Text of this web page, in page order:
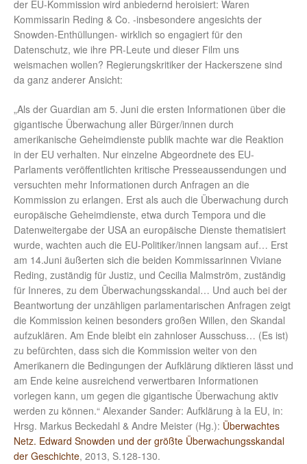
der EU-Kommission wird anbiedernd heroisiert: Waren
Kommissarin Reding & Co. -insbesondere angesichts der
Snowden-Enthüllungen- wirklich so engagiert für den
Datenschutz, wie ihre PR-Leute und dieser Film uns
weismachen wollen? Regierungskritiker der Hackerszene sind
da ganz anderer Ansicht:
„Als der Guardian am 5. Juni die ersten Informationen über die
gigantische Überwachung aller Bürger/innen durch
amerikanische Geheimdienste publik machte war die Reaktion
in der EU verhalten. Nur einzelne Abgeordnete des EU-
Parlaments veröffentlichten kritische Presseaussendungen und
versuchten mehr Informationen durch Anfragen an die
Kommission zu erlangen. Erst als auch die Überwachung durch
europäische Geheimdienste, etwa durch Tempora und die
Datenweitergabe der USA an europäische Dienste thematisiert
wurde, wachten auch die EU-Politiker/innen langsam auf… Erst
am 14.Juni äußerten sich die beiden Kommissarinnen Viviane
Reding, zuständig für Justiz, und Cecilia Malmström, zuständig
für Inneres, zu dem Überwachungsskandal… Und auch bei der
Beantwortung der unzähligen parlamentarischen Anfragen zeigt
die Kommission keinen besonders großen Willen, den Skandal
aufzuklären. Am Ende bleibt ein zahnloser Ausschuss… (Es ist)
zu befürchten, dass sich die Kommission weiter von den
Amerikanern die Bedingungen der Aufklärung diktieren lässt und
am Ende keine ausreichend verwertbaren Informationen
vorlegen kann, um gegen die gigantische Überwachung aktiv
werden zu können.“ Alexander Sander: Aufklärung à la EU, in:
Hrsg. Markus Beckedahl & Andre Meister (Hg.): Überwachtes
Netz. Edward Snowden und der größte Überwachungsskandal
der Geschichte, 2013, S.128-130.